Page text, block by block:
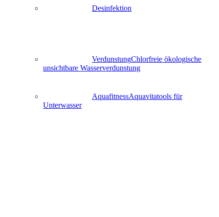
Desinfektion
VerdunstungChlorfreie ökologische
unsichtbare Wasserverdunstung
AquafitnessAquavitatools für
Unterwasser